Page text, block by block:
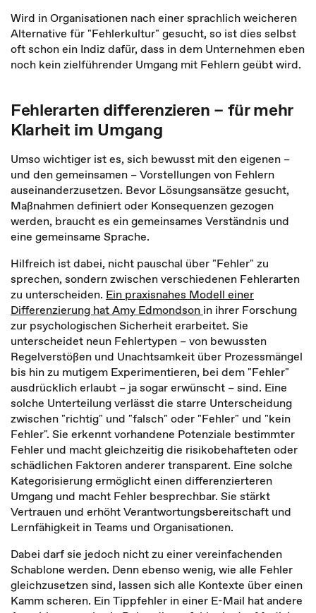
Wird in Organisationen nach einer sprachlich weicheren
Alternative für "Fehlerkultur" gesucht, so ist dies selbst
oft schon ein Indiz dafür, dass in dem Unternehmen eben
noch kein zielführender Umgang mit Fehlern geübt wird.
Fehlerarten differenzieren – für mehr
Klarheit im Umgang
Umso wichtiger ist es, sich bewusst mit den eigenen –
und den gemeinsamen – Vorstellungen von Fehlern
auseinanderzusetzen. Bevor Lösungsansätze gesucht,
Maßnahmen definiert oder Konsequenzen gezogen
werden, braucht es ein gemeinsames Verständnis und
eine gemeinsame Sprache.
Hilfreich ist dabei, nicht pauschal über "Fehler" zu
sprechen, sondern zwischen verschiedenen Fehlerarten
zu unterscheiden. Ein praxisnahes Modell einer
Differenzierung hat Amy Edmondson in ihrer Forschung
zur psychologischen Sicherheit erarbeitet. Sie
unterscheidet neun Fehlertypen – von bewussten
Regelverstößen und Unachtsamkeit über Prozessmängel
bis hin zu mutigem Experimentieren, bei dem "Fehler"
ausdrücklich erlaubt – ja sogar erwünscht – sind. Eine
solche Unterteilung verlässt die starre Unterscheidung
zwischen "richtig" und "falsch" oder "Fehler" und "kein
Fehler". Sie erkennt vorhandene Potenziale bestimmter
Fehler und macht gleichzeitig die risikobehafteten oder
schädlichen Faktoren anderer transparent. Eine solche
Kategorisierung ermöglicht einen differenzierteren
Umgang und macht Fehler besprechbar. Sie stärkt
Vertrauen und erhöht Verantwortungsbereitschaft und
Lernfähigkeit in Teams und Organisationen.
Dabei darf sie jedoch nicht zu einer vereinfachenden
Schablone werden. Denn ebenso wenig, wie alle Fehler
gleichzusetzen sind, lassen sich alle Kontexte über einen
Kamm scheren. Ein Tippfehler in einer E-Mail hat andere